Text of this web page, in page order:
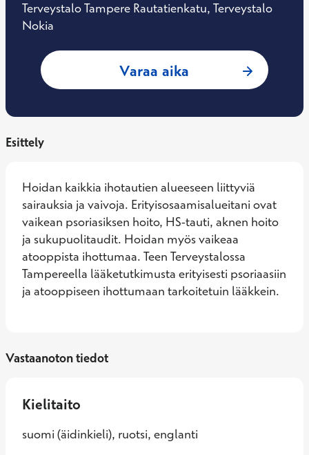
Terveystalo Tampere Rautatienkatu, Terveystalo
Nokia
Varaa aika : Rafael
Esittely
Hoidan kaikkia ihotautien alueeseen liittyviä
sairauksia ja vaivoja. Erityisosaamisalueitani ovat
vaikean psoriasiksen hoito, HS-tauti, aknen hoito
ja sukupuolitaudit. Hoidan myös vaikeaa
atooppista ihottumaa. Teen Terveystalossa
Tampereella lääketutkimusta erityisesti psoriaasiin
ja atooppiseen ihottumaan tarkoitetuin lääkkein.
Vastaanoton tiedot
Kielitaito
suomi (äidinkieli), ruotsi, englanti